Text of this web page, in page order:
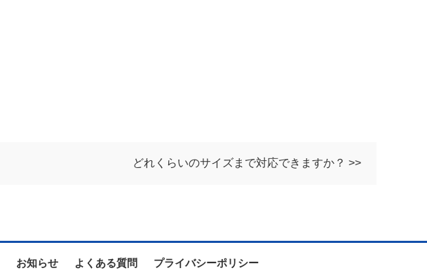
どれくらいのサイズまで対応できますか？ >>
お知らせ よくある質問 プライバシーポリシー